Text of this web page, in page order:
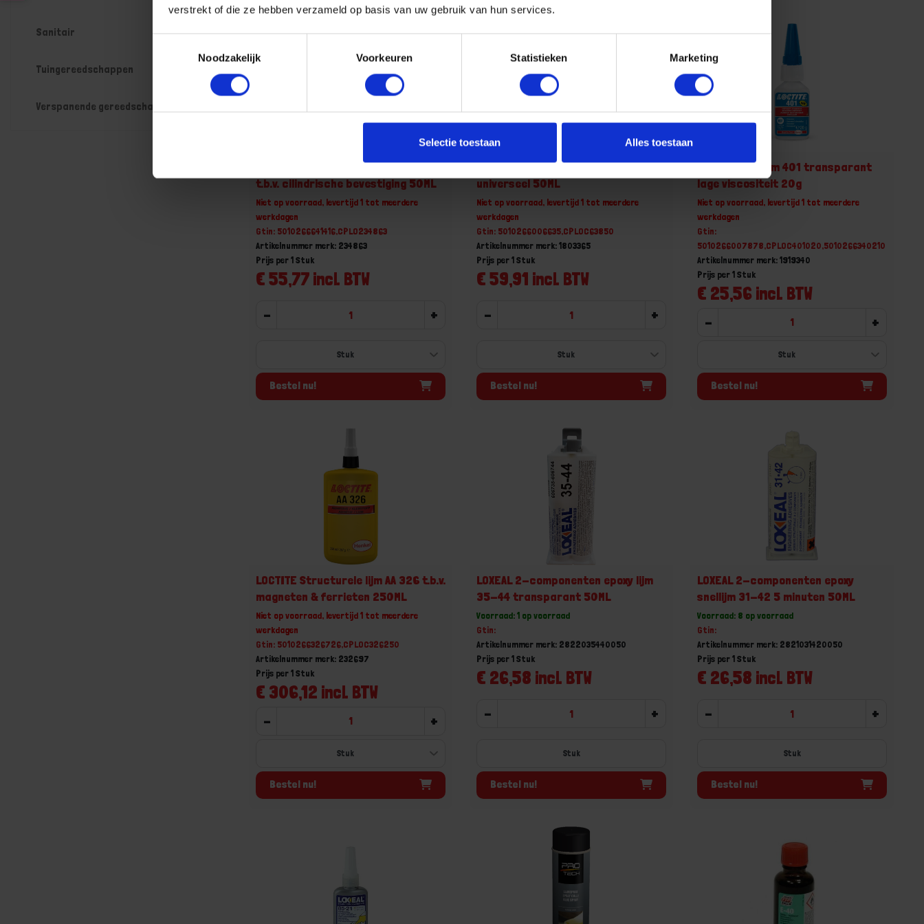
verstrekt of die ze hebben verzameld op basis van uw gebruik van hun services.
Noodzakelijk
Voorkeuren Statistieken Marketing
Selectie toestaan Alles toestaan
Sanitair
Tuingereedschappen
Verspanende gereedschappen
LOCTITE Lijm 641 medium sterkte
t.b.v. cilindrische bevestiging 50ML
Niet op voorraad, levertijd 1 tot meerdere
werkdagen
Gtin: 5010266641416,CPLO234863
Artikelnummer merk: 234863
€ 55,77 incl. BTW
Prijs per 1 Stuk
- +
Bestel nu!
LOCTITE Schroefdraadborging 638
universeel 50ML
Niet op voorraad, levertijd 1 tot meerdere
werkdagen
Gtin: 5010266006635,CPLOC63850
Artikelnummer merk: 1803365
€ 59,91 incl. BTW
Prijs per 1 Stuk
- +
Bestel nu!
LOCTITE Snellijm 401 transparant
lage viscositeit 20g
Niet op voorraad, levertijd 1 tot meerdere
werkdagen
Gtin:
5010266007878,CPLOC401020,5010266340210
Artikelnummer merk: 1919340
€ 25,56 incl. BTW
Prijs per 1 Stuk
- +
Bestel nu!
LOCTITE Structurele lijm AA 326 t.b.v.
magneten & ferrieten 250ML
Niet op voorraad, levertijd 1 tot meerdere
werkdagen
Gtin: 5010266326726,CPLOC326250
Artikelnummer merk: 232697
€ 306,12 incl. BTW
Prijs per 1 Stuk
- +
Bestel nu!
LOXEAL 2-componenten epoxy lijm
35-44 transparant 50ML
Voorraad: 1 op voorraad
Gtin:
Artikelnummer merk: 2822035440050
€ 26,58 incl. BTW
Prijs per 1 Stuk
- +
Stuk
Bestel nu!
LOXEAL 2-componenten epoxy
snellijm 31-42 5 minuten 50ML
Voorraad: 8 op voorraad
Gtin:
Artikelnummer merk: 2821031420050
€ 26,58 incl. BTW
Prijs per 1 Stuk
- +
Stuk
Bestel nu!